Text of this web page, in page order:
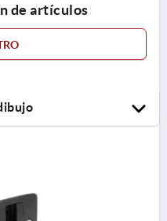
de artículos